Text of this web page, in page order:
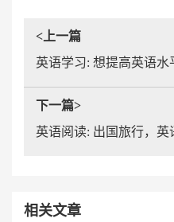
<上一篇
下一篇>
英语阅读: 出国旅行，英
相关文章